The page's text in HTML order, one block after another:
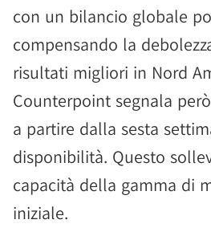
con un bilancio globale
compensando la
risultati migliori in Nord
Counterpoint segnala
a partire dalla sesta
disponibilità. Questo
capacità della gamma di
iniziale.